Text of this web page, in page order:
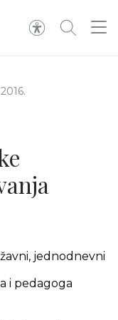
jednodnevni
i pedagoga